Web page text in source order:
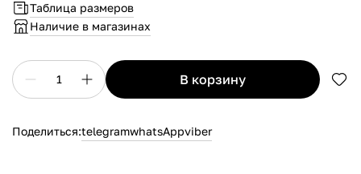
Таблица размеров
Наличие в магазинах
1 в корзину
Поделиться:telegramwhatsAppviber